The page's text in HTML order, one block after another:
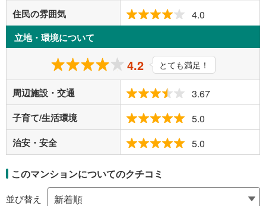
住民の雰囲気 4.0
立地・環境について
4.2 とても満足！
周辺施設・交通 3.67
子育て/生活環境 5.0
治安・安全 5.0
このマンションについてのクチコミ
並び替え